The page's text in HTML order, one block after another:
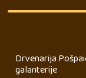
Drvenarija
galanterije